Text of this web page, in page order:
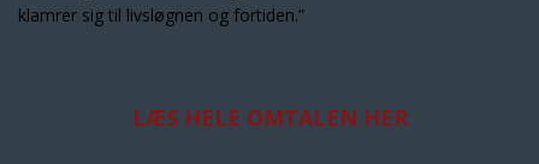
klamrer sig til livsløgnen og fortiden.”
LÆS HELE OMTALEN HER